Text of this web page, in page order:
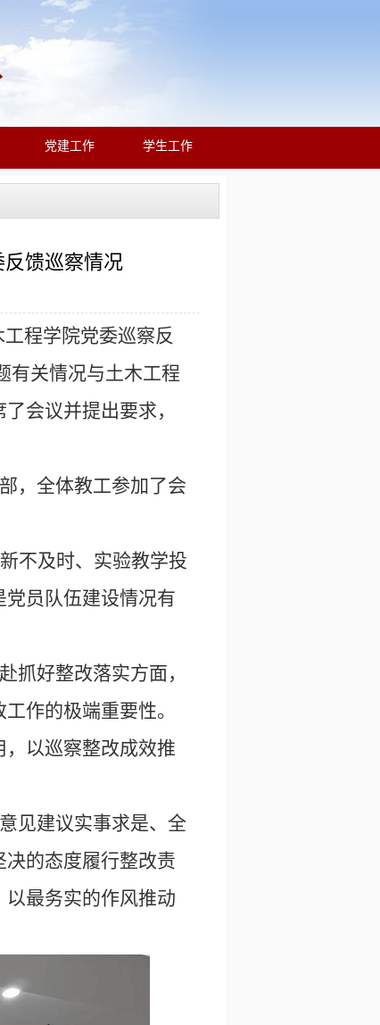
党建工作 学生工作
馈巡察情况
程学院党委巡察反
有关情况与土木工程
会议并提出要求，
，全体教工参加了会
不及时、实验教学投
员队伍建设情况有
抓好整改落实方面，
作的极端重要性。
以巡察整改成效推
见建议实事求是、全
的态度履行整改责
最务实的作风推动